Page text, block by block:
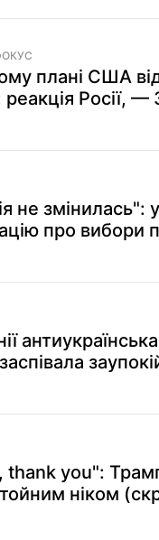
плані США
реакція Росії, —
не змінилась":
про вибори
thank you":
ніком